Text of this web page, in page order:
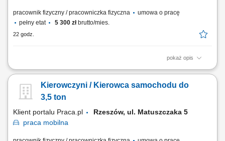
pracownik fizyczny / pracowniczka fizyczna
umowa o pracę
pełny etat
5 300 złbrutto/mies.
22 godz.
pokaż opis
Twoje główne zadania: wykonywanie zadań zgodnie z określonym
innymi Pracownikami Centrum Logistycznego Produktów Świeżych;
realizacja zadań związanych z załadunkiem i rozładunkiem towarów
Kierowczyni / Kierowca samochodu do
3,5 ton
Klient portalu Praca.pl
Rzeszów, ul. Matuszczaka 5
praca mobilna